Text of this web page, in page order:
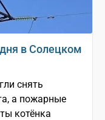
в Солецком
снять
а пожарные
котёнка